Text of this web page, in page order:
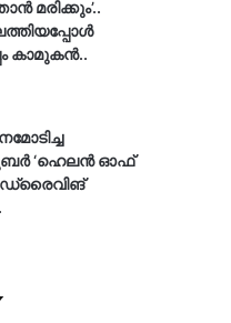
മരിക്കും’..
കാമുകൻ..
‘ഹെലൻ ഓഫ്
ഡ്രൈവിങ്